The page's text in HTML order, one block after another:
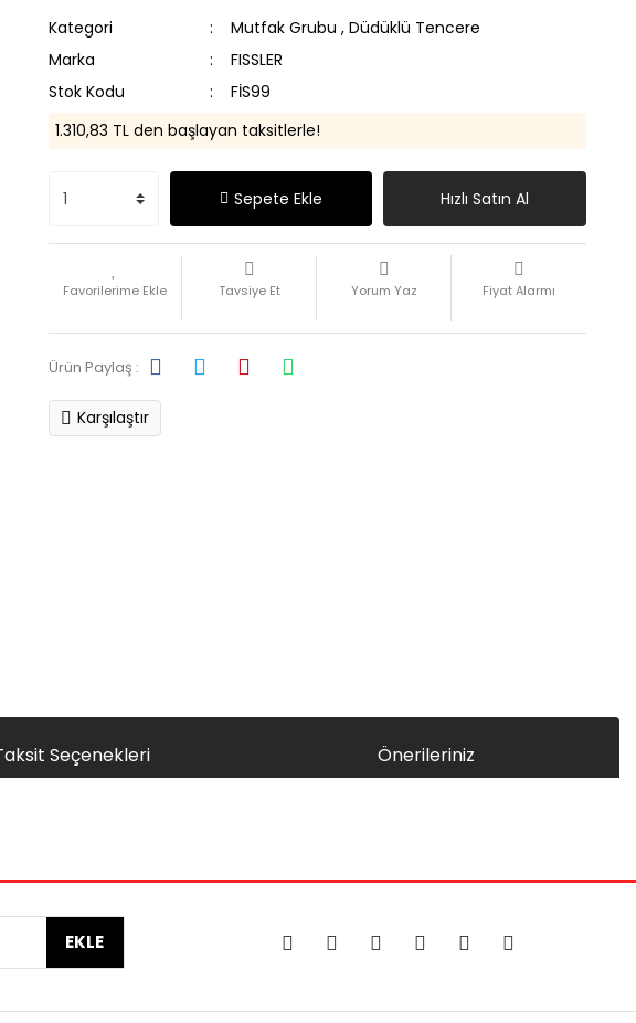
Kategori Mutfak Grubu , Düdüklü Tencere
Marka
FISSLER
Stok Kodu
FİS99
1.310,83 TL den başlayan taksitlerle!
Sepete Ekle Hızlı Satın Al
Tavsiye Et Yorum Yaz Fiyat Alarmı
Ürün Paylaş :
Karşılaştır
Seçenekleri Önerileriniz
EKLE